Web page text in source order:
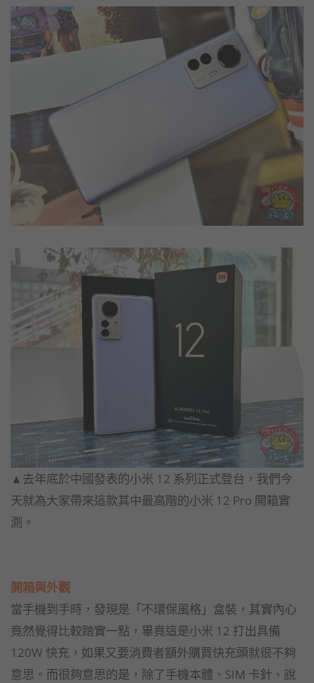
▲去年底於中國發表的小米 12 系列正式登台，我們今
天就為大家帶來這款其中最高階的小米 12 Pro 開箱實
測。
開箱與外觀
當手機到手時，發現是「不環保風格」盒裝，其實內心
竟然覺得比較踏實一點，畢竟這是小米 12 打出具備
120W 快充，如果又要消費者額外購買快充頭就很不夠
意思。而很夠意思的是，除了手機本體、SIM 卡針、說